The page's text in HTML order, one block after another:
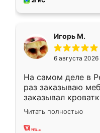
Игорь М.
6 августа 2026
На самом деле в
раз заказываю
заказывал
ребёнка при его
заказал шкаф-
хорошее сборка
Читать полностью